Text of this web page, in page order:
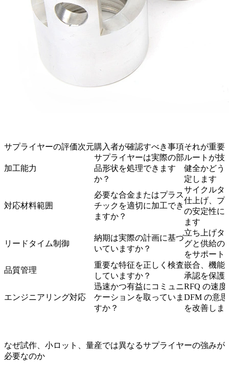
サプライヤーの評価次元購入者が確認すべき事項それが重要
加工能力
サプライヤーは実際の部
品形状を処理できます
か？
ルートが技
健全かどう
定します
対応材料範囲
必要な合金またはプラス
チックを適切に加工でき
ますか？
サイクルタ
仕上げ、プ
の安定性に
ます
リードタイム制御
納期は実際の計画に基づ
いていますか？
立ち上げタ
グと供給の
をサポート
品質管理
重要な特征を正しく検査
していますか？
嵌合、機能
承認を保護
エンジニアリング対応
迅速かつ有益にコミュニ
ケーションを取っていま
すか？
RFQ の速度
DFM の意
を改善しま
なぜ試作、小ロット、量産では異なるサプライヤーの強みが
必要なのか